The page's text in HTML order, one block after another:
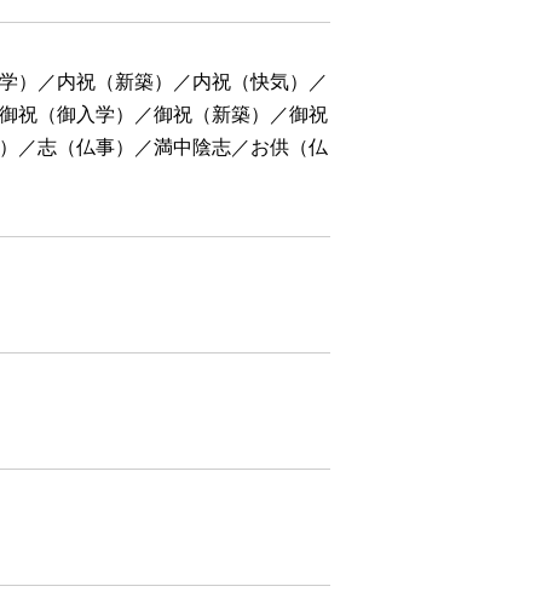
）／内祝（新築）／内祝（快気）／
祝（御入学）／御祝（新築）／御祝
／志（仏事）／満中陰志／お供（仏